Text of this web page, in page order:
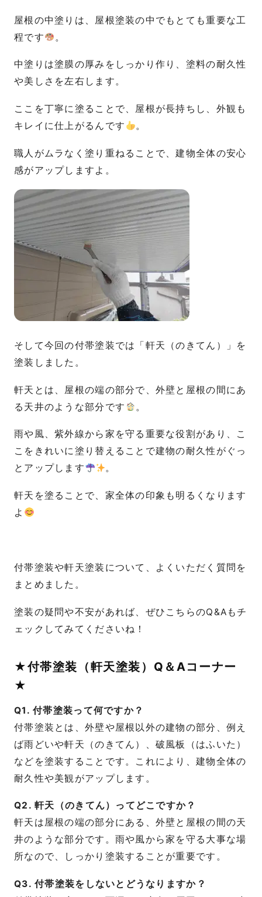
屋根の中塗りは、屋根塗装の中でもとても重要な工
程です
。
中塗りは塗膜の厚みをしっかり作り、塗料の耐久性
や美しさを左右します。
ここを丁寧に塗ることで、屋根が長持ちし、外観も
キレイに仕上がるんです
。
職人がムラなく塗り重ねることで、建物全体の安心
感がアップしますよ。
そして今回の付帯塗装では「軒天（のきてん）」を
塗装しました。
軒天とは、屋根の端の部分で、外壁と屋根の間にあ
る天井のような部分です
。
雨や風、紫外線から家を守る重要な役割があり、こ
こをきれいに塗り替えることで建物の耐久性がぐっ
とアップします
。
軒天を塗ることで、家全体の印象も明るくなります
よ
付帯塗装や軒天塗装について、よくいただく質問を
まとめました。
塗装の疑問や不安があれば、ぜひこちらのQ&Aもチ
ェックしてみてくださいね！
★付帯塗装（軒天塗装）Q＆Aコーナー
★
Q1. 付帯塗装って何ですか？
付帯塗装とは、外壁や屋根以外の建物の部分、例え
ば雨どいや軒天（のきてん）、破風板（はふいた）
などを塗装することです。これにより、建物全体の
耐久性や美観がアップします。
Q2. 軒天（のきてん）ってどこですか？
軒天は屋根の端の部分にある、外壁と屋根の間の天
井のような部分です。雨や風から家を守る大事な場
所なので、しっかり塗装することが重要です。
Q3. 付帯塗装をしないとどうなりますか？